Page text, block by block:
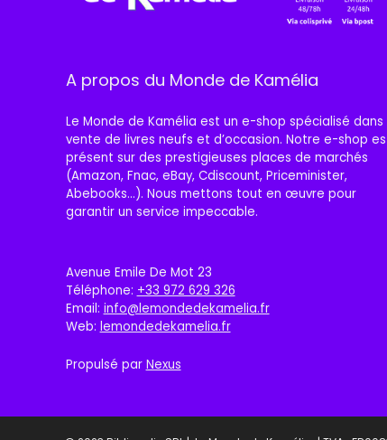
A propos du Monde de Kamélia
Le Monde de Kamélia est un e-shop spécialisé dans
vente de livres neufs et d’occasion. Notre e-shop
présent sur des prestigieuses places de marchés
(Amazon, Fnac, eBay, Cdiscount, Priceminister,
Abebooks…). Nous mettons tout en œuvre pour
garantir un service impeccable.
Avenue Emile De Mot 23
Téléphone: +33 972 629 326
Email: info@lemondedekamelia.fr
Web: lemondedekamelia.fr
Propulsé par Nexus